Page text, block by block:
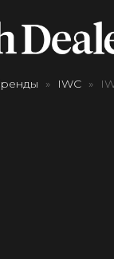
IWC